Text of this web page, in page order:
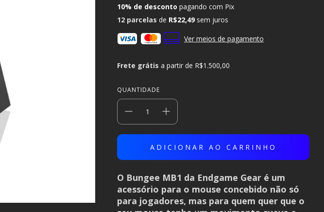
10% de desconto pagando com Pix
12 parcelasde R$22,49 sem juros
Ver meios de pagamento
Frete grátis a partir de R$1.500,00
QUANTIDADE
O Bungee MB1 da Endgame Gear é um
acessório para o mouse concebido não só
para jogadores, mas para quem quer que o